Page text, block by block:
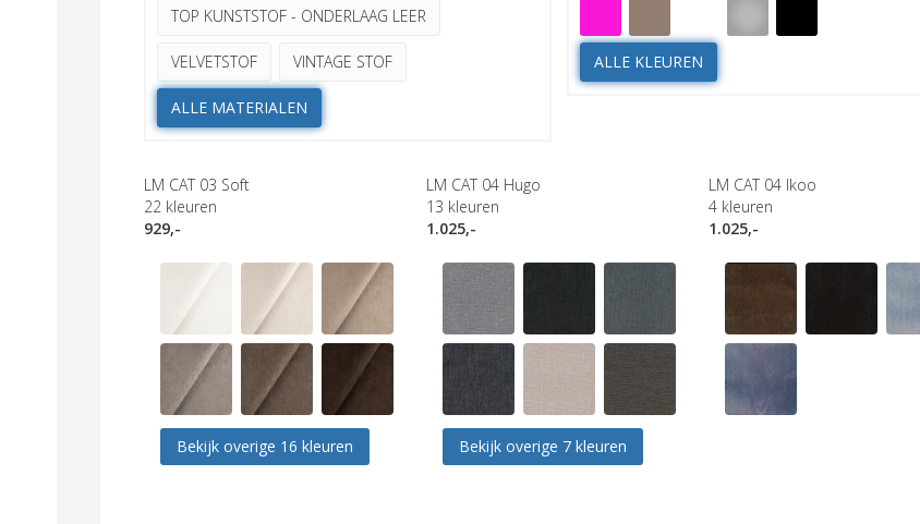
TOP KUNSTSTOF - ONDERLAAG LEER
VELVETSTOF VINTAGE STOF
ALLE MATERIALEN
ALLE KLEUREN
LM CAT 03 Soft
22 kleuren
929,-
Bekijk overige 16 kleuren
LM CAT 04 Hugo
13 kleuren
1.025,-
Bekijk overige 7 kleuren
LM CAT 04 Ikoo
4 kleuren
1.025,-